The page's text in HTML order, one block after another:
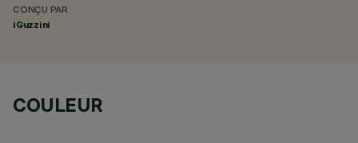
CONÇU PAR
iGuzzini
COULEUR